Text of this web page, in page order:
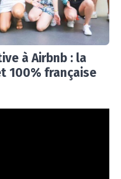
à Airbnb : la
100% française